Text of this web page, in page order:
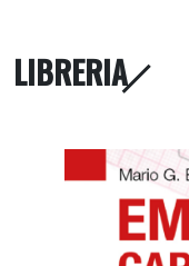
LIBRERIA